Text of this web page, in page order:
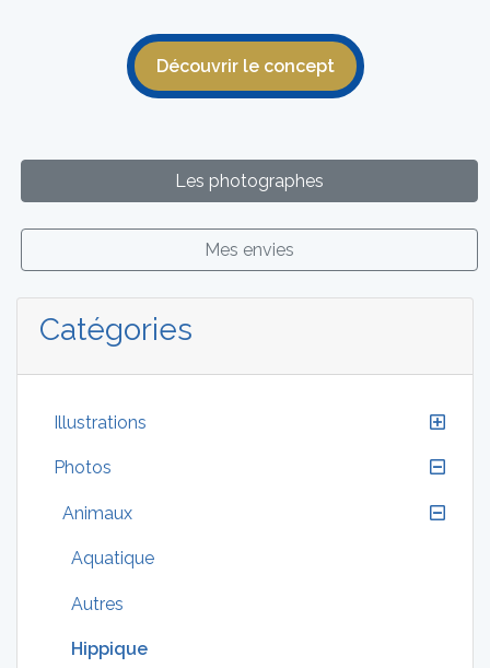
Découvrir le concept
Les photographes
Mes envies
Catégories
Illustrations
Photos
Animaux
Aquatique
Autres
Hippique